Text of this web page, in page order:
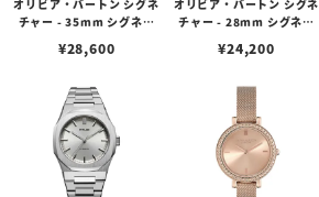
オリビア・バートン シグネ
チャー - 35mm シグネチ
スリム ライトゴールド サ
¥28,600
オリビア・バートン シグネ
チャー - 28mm シグネチ
スリム ローズゴールド サ
ローズ レザー
¥24,200